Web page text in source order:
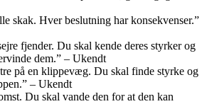
skak. Hver beslutning har konsekvenser.”
fjender. Du skal kende deres styrker og
dem.” – Ukendt
på en klippevæg. Du skal finde styrke og
– Ukendt
Du skal vande den for at den kan